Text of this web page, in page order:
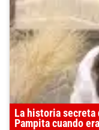
La historia secreta
Pampita cuando